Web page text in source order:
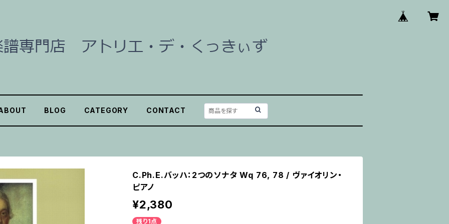
BLOG CATEGORY CONTACT
C.Ph.E.バッハ：2つのソナタ Wq 76, 78 / ヴァイオリン・
ピアノ
¥2,380
残り1点